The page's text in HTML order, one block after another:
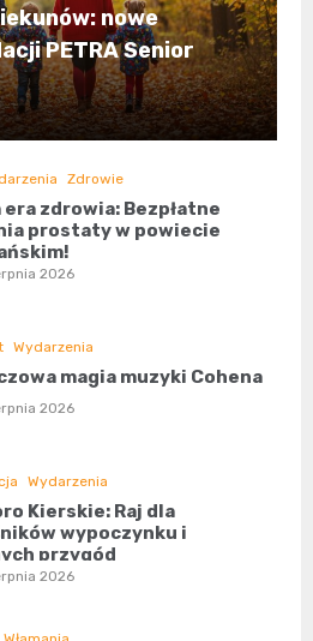
nowe
PETRA Senior
Zdrowie
era zdrowia: Bezpłatne
prostaty w powiecie
2026
Wydarzenia
magia muzyki Cohena
2026
Wydarzenia
Kierskie: Raj dla
wypoczynku i
przygód
2026